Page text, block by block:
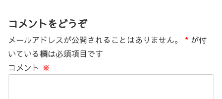
コメントをどうぞ
メールアドレスが公開されることはありません。 * が付
いている欄は必須項目です
コメント ※